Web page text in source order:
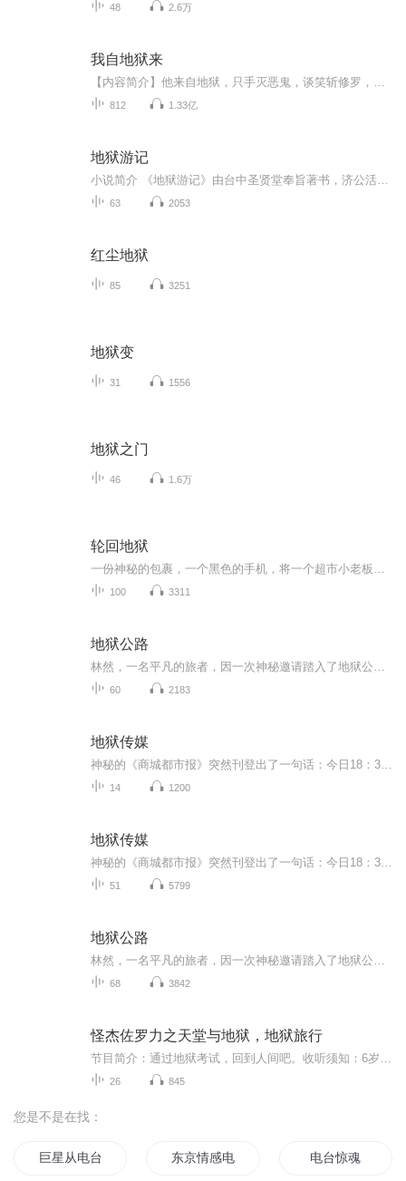
48 2.6万
我自地狱来
812 1.33亿
地狱游记
63 2053
红尘地狱
85 3251
地狱变
31 1556
地狱之门
46 1.6万
轮回地狱
100 3311
地狱公路
60 2183
地狱传媒
14 1200
地狱传媒
51 5799
地狱公路
68 3842
怪杰佐罗力之天堂与地狱，地狱旅行
26 845
您是不是在找：
巨星从电台主播开始 东京情感电台主持人 电台惊魂